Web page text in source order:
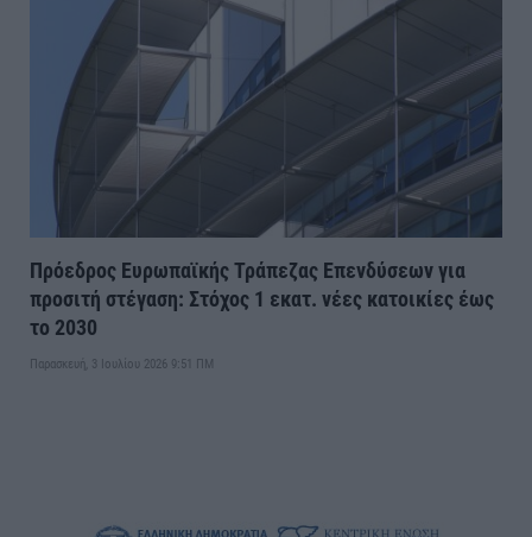
Πρόεδρος Ευρωπαϊκής Τράπεζας Επενδύσεων για
προσιτή στέγαση: Στόχος 1 εκατ. νέες κατοικίες έως
το 2030
Παρασκευή, 3 Ιουλίου 2026 9:51 ΠΜ